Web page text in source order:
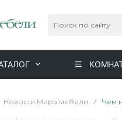
Новости Мира мебели / Чем